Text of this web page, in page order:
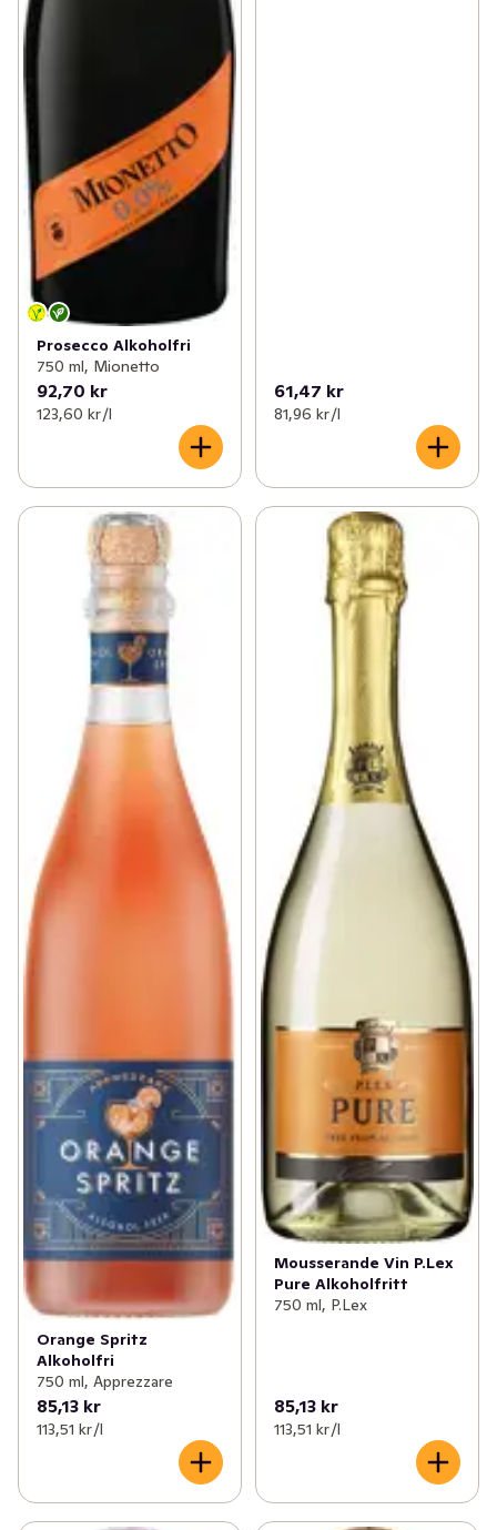
Prosecco Alkoholfri
750 ml, Mionetto
92,70 kr
123,60 kr /l
61,47 kr
81,96 kr /l
Orange Spritz
Alkoholfri
750 ml, Apprezzare
85,13 kr
113,51 kr /l
Mousserande Vin P.Lex
Pure Alkoholfritt
750 ml, P.Lex
85,13 kr
113,51 kr /l